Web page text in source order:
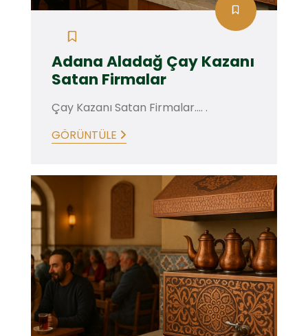
Adana Aladağ Çay Kazanı
Satan Firmalar
Çay Kazanı Satan Firmalar.... .
GÖRÜNTÜLE